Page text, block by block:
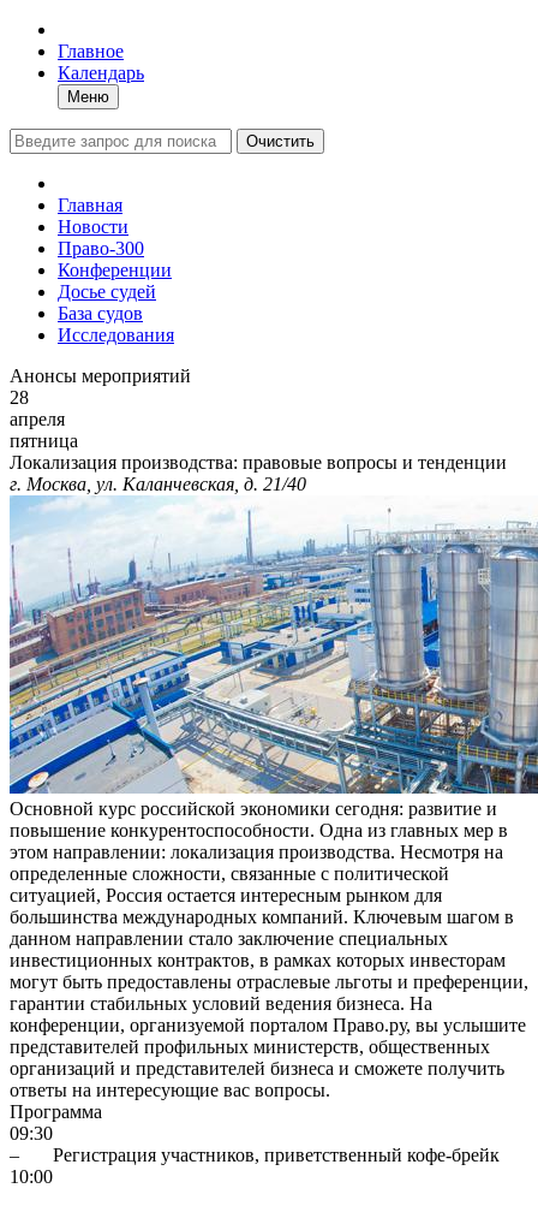
Главное
Календарь
Меню
Очистить
Главная
Новости
Право-300
Конференции
Досье судей
База судов
Исследования
Анонсы мероприятий
28
апреля
пятница
Локализация производства: правовые вопросы и тенденции
г. Москва, ул. Каланчевская, д. 21/40
Основной курс российской экономики сегодня: развитие и
повышение конкурентоспособности. Одна из главных мер в
этом направлении: локализация производства. Несмотря на
определенные сложности, связанные с политической
ситуацией, Россия остается интересным рынком для
большинства международных компаний. Ключевым шагом в
данном направлении стало заключение специальных
инвестиционных контрактов, в рамках которых инвесторам
могут быть предоставлены отраслевые льготы и преференции,
гарантии стабильных условий ведения бизнеса. На
конференции, организуемой порталом Право.ру, вы услышите
представителей профильных министерств, общественных
организаций и представителей бизнеса и сможете получить
ответы на интересующие вас вопросы.
Программа
09:30
–
10:00
Регистрация участников, приветственный кофе-брейк